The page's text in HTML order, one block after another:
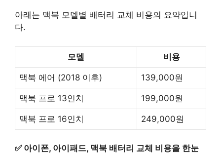
아래는 맥북 모델별 배터리 교체 비용의 요약입니
다.
모델 비용
맥북 에어 (2018 이후) 139,000원
맥북 프로 13인치 199,000원
맥북 프로 16인치 249,000원
✅ 아이폰, 아이패드, 맥북 배터리 교체 비용을 한눈